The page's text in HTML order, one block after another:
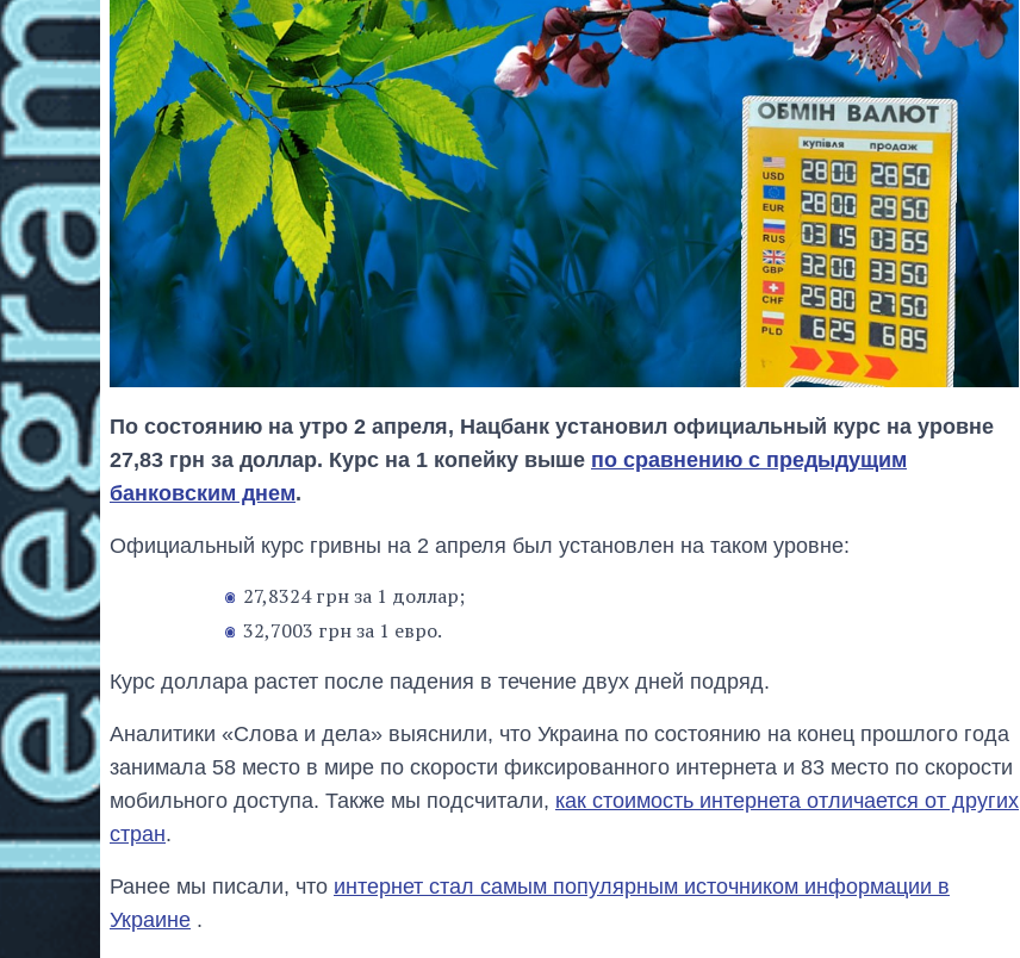
По состоянию на утро 2 апреля, Нацбанк установил официальный курс на уровне
27,83 грн за доллар. Курс на 1 копейку выше по сравнению с предыдущим
банковским днем.
Официальный курс гривны на 2 апреля был установлен на таком уровне:
27,8324 грн за 1 доллар;
32,7003 грн за 1 евро.
Курс доллара растет после падения в течение двух дней подряд.
Аналитики «Слова и дела» выяснили, что Украина по состоянию на конец прошлого года
занимала 58 место в мире по скорости фиксированного интернета и 83 место по скорости
мобильного доступа. Также мы подсчитали, как стоимость интернета отличается от других
стран.
Ранее мы писали, что интернет стал самым популярным источником информации в
Украине .